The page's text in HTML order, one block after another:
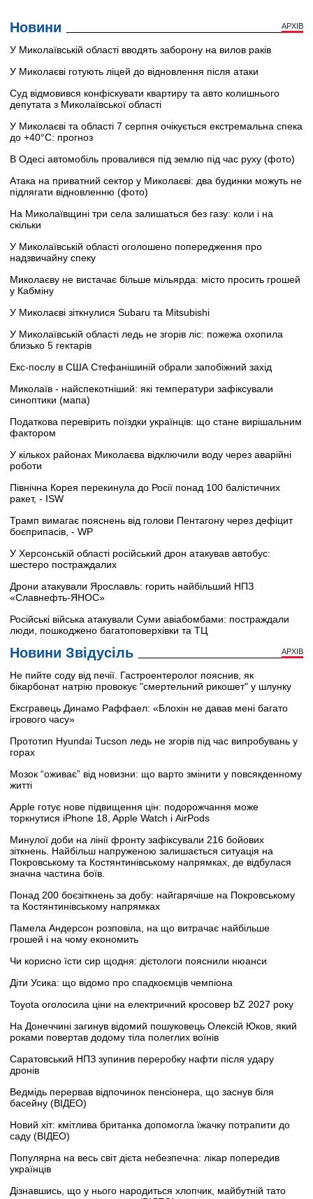
Новини АРХІВ
У Миколаївській області вводять заборону на вилов раків
У Миколаєві готують ліцей до відновлення після атаки
Суд відмовився конфіскувати квартиру та авто колишнього
депутата з Миколаївської області
У Миколаєві та області 7 серпня очікується екстремальна спека
до +40°C: прогноз
В Одесі автомобіль провалився під землю під час руху (фото)
Атака на приватний сектор у Миколаєві: два будинки можуть не
підлягати відновленню (фото)
На Миколаївщині три села залишаться без газу: коли і на
скільки
У Миколаївській області оголошено попередження про
надзвичайну спеку
Миколаєву не вистачає більше мільярда: місто просить грошей
у Кабміну
У Миколаєві зіткнулися Subaru та Mitsubishi
У Миколаївській області ледь не згорів ліс: пожежа охопила
близько 5 гектарів
Екс-послу в США Стефанішиній обрали запобіжний захід
Миколаїв - найспекотніший: які температури зафіксували
синоптики (мапа)
Податкова перевірить поїздки українців: що стане вирішальним
фактором
У кількох районах Миколаєва відключили воду через аварійні
роботи
Північна Корея перекинула до Росії понад 100 балістичних
ракет, - ISW
Трамп вимагає пояснень від голови Пентагону через дефіцит
боєприпасів, - WP
У Херсонській області російський дрон атакував автобус:
шестеро постраждалих
Дрони атакували Ярославль: горить найбільший НПЗ
«Славнефть-ЯНОС»
Російські війська атакували Суми авіабомбами: постраждали
люди, пошкоджено багатоповерхівки та ТЦ
Новини Звідусіль АРХІВ
Не пийте соду від печії. Гастроентеролог пояснив, як
бікарбонат натрію провокує "смертельний рикошет" у шлунку
Ексгравець Динамо Раффаел: «Блохін не давав мені багато
ігрового часу»
Прототип Hyundai Tucson ледь не згорів під час випробувань у
горах
Мозок “оживає” від новизни: що варто змінити у повсякденному
житті
Apple готує нове підвищення цін: подорожчання може
торкнутися iPhone 18, Apple Watch і AirPods
Минулої доби на лінії фронту зафіксували 216 бойових
зіткнень. Найбільш напруженою залишається ситуація на
Покровському та Костянтинівському напрямках, де відбулася
значна частина боїв.
Понад 200 боєзіткнень за добу: найгарячіше на Покровському
та Костянтинівському напрямках
Памела Андерсон розповіла, на що витрачає найбільше
грошей і на чому економить
Чи корисно їсти сир щодня: дієтологи пояснили нюанси
Діти Усика: що відомо про спадкоємців чемпіона
Toyota оголосила ціни на електричний кросовер bZ 2027 року
На Донеччині загинув відомий пошуковець Олексій Юков, який
роками повертав додому тіла полеглих воїнів
Саратовський НПЗ зупинив переробку нафти після удару
дронів
Ведмідь перервав відпочинок пенсіонера, що заснув біля
басейну (ВІДЕО)
Новий хіт: кмітлива британка допомогла їжачку потрапити до
саду (ВІДЕО)
Популярна на весь світ дієта небезпечна: лікар попередив
українців
Дізнавшись, що у нього народиться хлопчик, майбутній тато